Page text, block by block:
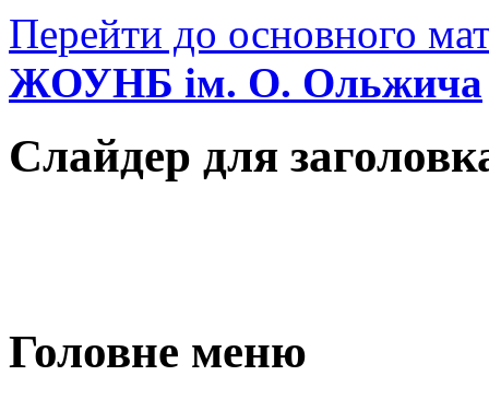
Перейти до основного
ЖОУНБ ім. О. Ольжича
Слайдер для
Головне меню